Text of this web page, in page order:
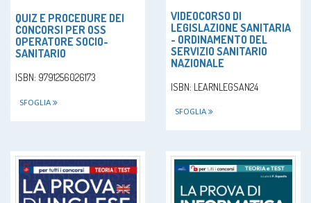
QUIZ E PROCEDURE DEI
CONCORSI PER OSS
OPERATORE SOCIO-
SANITARIO
ISBN: 9791256026173
SFOGLIA
VIDEOCORSO DI
LEGISLAZIONE SANITARIA
- ORDINAMENTO DEL
SERVIZIO SANITARIO
NAZIONALE
ISBN: LEARNLEGSAN24
SFOGLIA